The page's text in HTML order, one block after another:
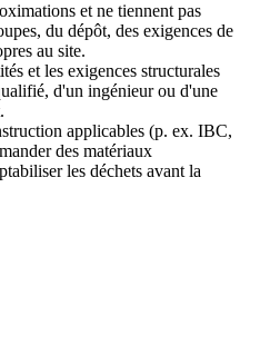
et ne tiennent pas
du dépôt, des exigences de
au site.
et les exigences structurales
d'un ingénieur ou d'une
applicables (p. ex. IBC,
des matériaux
les déchets avant la